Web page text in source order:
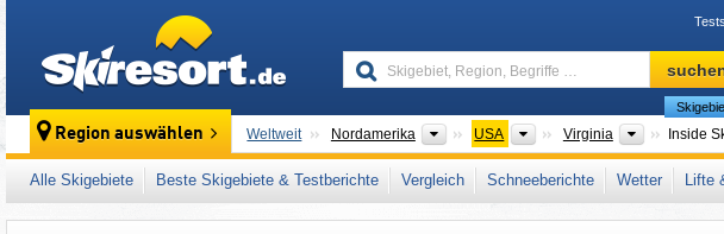
Skigebiet,
Region,
Begriffe
…
suchen
Region auswählen Weltweit Nordamerika Kontinente
USA LänderVirginia Inside
Dieses Skigebiet liegt auch in: Blue Ridge Mountains South Atlantic
Zentrale und südliche Appalachen
Appalachen
Alle Skigebiete Beste Skigebiete & Testberichte Vergleich Schneeberichte Wetter Lifte